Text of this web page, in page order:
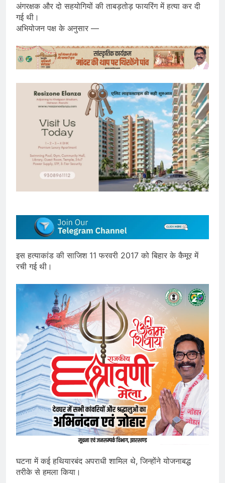
अंगरक्षक और दो सहयोगियों की ताबड़तोड़ फायरिंग में हत्या कर दी
गई थी।
अभियोजन पक्ष के अनुसार —
इस हत्याकांड की साजिश 11 फरवरी 2017 को बिहार के कैमूर में
रची गई थी।
घटना में कई हथियारबंद अपराधी शामिल थे, जिन्होंने योजनाबद्ध
तरीके से हमला किया।